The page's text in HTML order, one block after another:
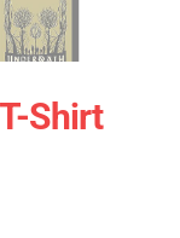
Shirt